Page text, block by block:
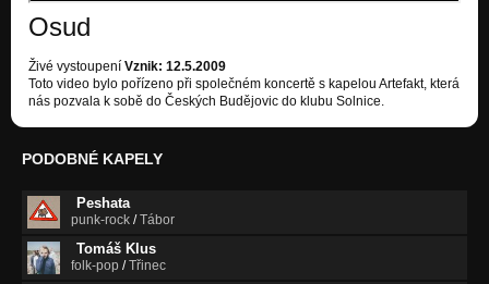
Osud
Živé vystoupení Vznik: 12.5.2009
Toto video bylo pořízeno při společném koncertě s kapelou Artefakt, která
nás pozvala k sobě do Českých Budějovic do klubu Solnice.
PODOBNÉ KAPELY
Peshata
punk-rock /Tábor
Tomáš Klus
folk-pop /Třinec